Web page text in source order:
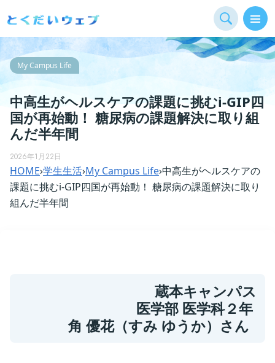
My Campus Life
中高生がヘルスケアの課題に挑むi-GIP四
国が再始動！ 糖尿病の課題解決に取り組
んだ半年間
2026年1月22日
HOME›学生生活›My Campus Life›中高生がヘルスケアの
課題に挑むi-GIP四国が再始動！ 糖尿病の課題解決に取り
組んだ半年間
蔵本キャンパス
医学部 医学科２年
角 優花（すみ ゆうか）さん